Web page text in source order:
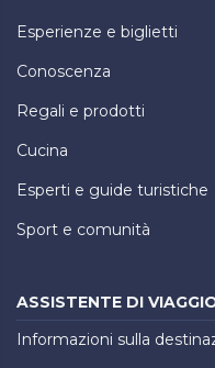
Esperienze e biglietti
Conoscenza
Regali e prodotti
Cucina
Esperti e guide turistiche
Sport e comunità
ASSISTENTE DI
Informazioni sulla